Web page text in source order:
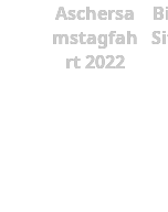
Aschersa
mstagfah
rt 2022